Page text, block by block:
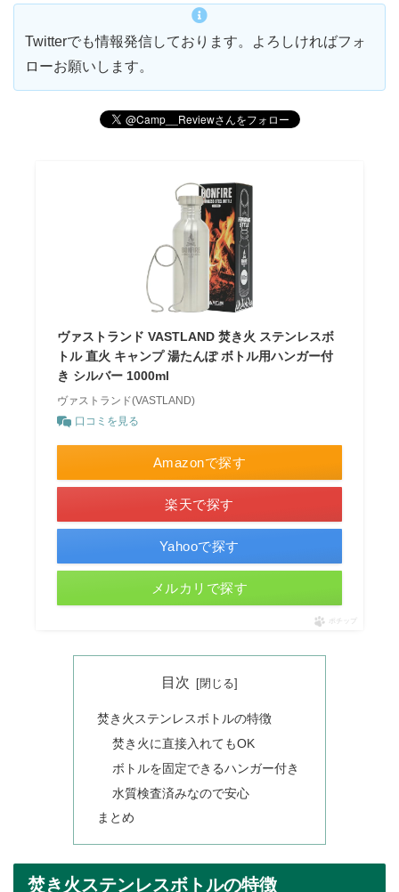
Twitterでも情報発信しております。よろしければフォ
ローお願いします。
ヴァストランド VASTLAND 焚き火 ステンレスボ
トル 直火 キャンプ 湯たんぽ ボトル用ハンガー付
き シルバー 1000ml
ヴァストランド(VASTLAND)
口コミを見る
Amazonで探す
楽天で探す
Yahooで探す
メルカリで探す
ポチップ
目次
焚き火ステンレスボトルの特徴
焚き火に直接入れてもOK
ボトルを固定できるハンガー付き
水質検査済みなので安心
まとめ
焚き火ステンレスボトルの特徴